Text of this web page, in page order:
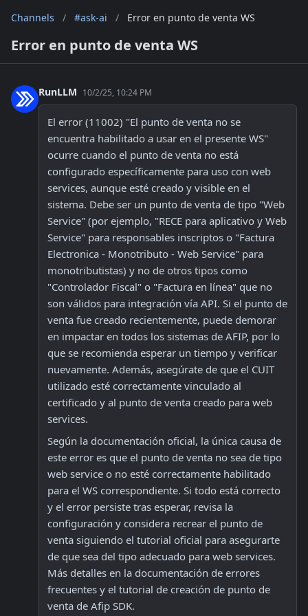
Channels / #ask-ai / Error en punto de venta WS
Error en punto de venta WS
RunLLM 10/2/25, 10:24 PM
El error (11002) "El punto de venta no se
encuentra habilitado a usar en el presente WS"
ocurre cuando el punto de venta no está
configurado específicamente para uso con web
services, aunque esté creado y visible en el
sistema. Debe ser un punto de venta de tipo "Web
Service" (por ejemplo, "RECE para aplicativo y Web
Service" para responsables inscriptos o "Factura
Electronica - Monotributo - Web Service" para
monotributistas) y no de otros tipos como
"Controlador Fiscal" o "Factura en línea" que no
son válidos para integración vía API. Si el punto de
venta fue creado recientemente, puede demorar
en impactar en todos los sistemas de AFIP, por lo
que se recomienda esperar un tiempo y verificar
nuevamente. Además, asegúrate de que el CUIT
utilizado esté correctamente vinculado al
certificado y al punto de venta creado para web
services.
Según la documentación oficial, la única causa de
este error es que el punto de venta no sea de tipo
web service o no esté correctamente habilitado
para el WS correspondiente. Si todo está correcto
y el error persiste tras esperar, revisa la
configuración y considera recrear el punto de
venta siguiendo el tutorial oficial para asegurarte
de que sea del tipo adecuado para web services.
Más detalles en la documentación de errores
frecuentes y el tutorial de creación de punto de
venta de Afip SDK.